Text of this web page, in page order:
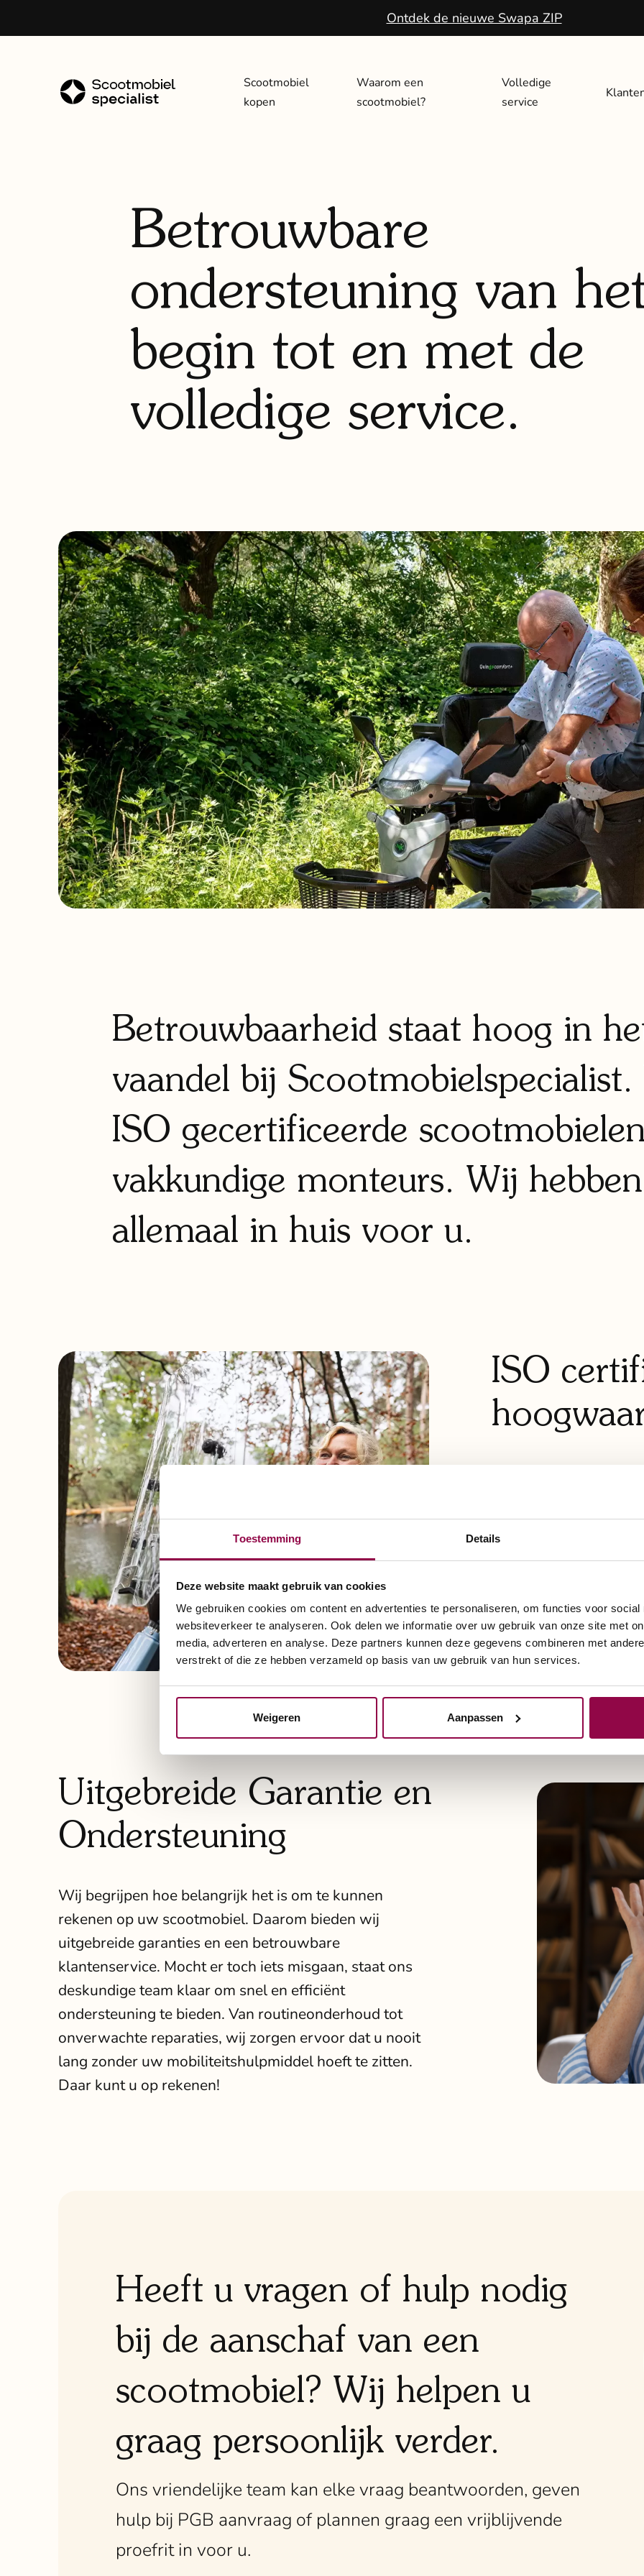
Toestemming Details
Deze website maakt gebruik van cookies
We gebruiken cookies om content en advertenties te personaliseren, om functies voor social
websiteverkeer te analyseren. Ook delen we informatie over uw gebruik van onze site met
media, adverteren en analyse. Deze partners kunnen deze gegevens combineren met
verstrekt of die ze hebben verzameld op basis van uw gebruik van hun services.
Weigeren Aanpassen
Ontdek de nieuwe Swapa ZIP
Scootmobiel
kopen
Waarom een
scootmobiel?
Volledige
service
Betrouwbare
ondersteuning van
begin tot en met de
volledige service.
Betrouwbaarheid staat hoog in
vaandel bij Scootmobielspecialist.
ISO gecertificeerde
vakkundige monteurs. Wij
allemaal in huis voor u.
ISO
Onze scootmobielen
kwaliteit materialen
model wordt grondig
voldoet aan de
veiligheid en
vertrouwen op een
meegaat, maar ook
deze menselijke
zodat u met een
Uitgebreide Garantie en
Ondersteuning
Wij begrijpen hoe belangrijk het is om te kunnen
rekenen op uw scootmobiel. Daarom bieden wij
uitgebreide garanties en een betrouwbare
klantenservice. Mocht er toch iets misgaan, staat ons
deskundige team klaar om snel en efficiënt
ondersteuning te bieden. Van routineonderhoud tot
onverwachte reparaties, wij zorgen ervoor dat u nooit
lang zonder uw mobiliteitshulpmiddel hoeft te zitten.
Daar kunt u op rekenen!
Heeft u vragen of hulp nodig
bij de aanschaf van een
scootmobiel? Wij helpen u
graag persoonlijk verder.
Ons vriendelijke team kan elke vraag beantwoorden, geven
hulp bij PGB aanvraag of plannen graag een vrijblijvende
proefrit in voor u.